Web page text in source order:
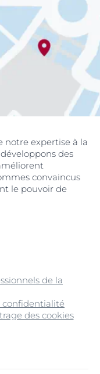
notre expertise à la
des
convaincus
le pouvoir de
de la
confidentialité
des cookies